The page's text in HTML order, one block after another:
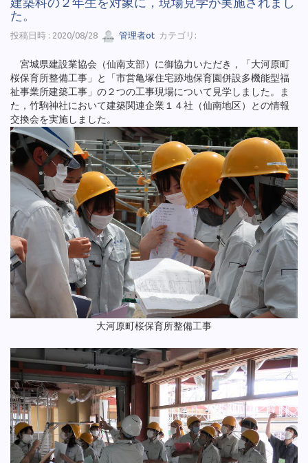
た。
投稿日時 : 2020/08/28 管理者ot カテゴリ:
宮城県建設業協会（仙南支部）に御協力いただき，「大河原町
桜保育所整備工事」と「市営亀塚住宅跡地保育園併設多機能型福
祉事業所建築工事」の２つの工事現場について見学しました。ま
た，竹駒神社において建築関連企業１４社（仙南地区）との情報
交換会を実施しました。
大河原町桜保育所整備工事